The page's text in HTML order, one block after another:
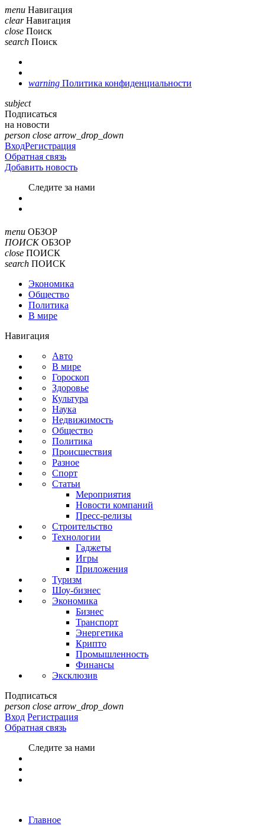
menu Навигация
clear Навигация
close Поиск
search Поиск
warning Политика конфиденциальности
subject
Подписаться
на новости
person close arrow_drop_down
ВходРегистрация
Обратная связь
Добавить новость
Cледите за нами
menu ОБЗОР
ПОИСК ОБЗОР
close ПОИСК
search ПОИСК
Экономика
Общество
Политика
В мире
Навигация
Авто
В мире
Гороскоп
Здоровье
Культура
Наука
Недвижимость
Общество
Политика
Происшествия
Разное
Спорт
Статьи
Мероприятия
Новости компаний
Пресс-релизы
Строительство
Технологии
Гаджеты
Игры
Приложения
Туризм
Шоу-бизнес
Экономика
Бизнес
Транспорт
Энергетика
Крипто
Промышленность
Финансы
Эксклюзив
Подписаться
person close arrow_drop_down
Вход Регистрация
Обратная связь
Следите за нами
Главное